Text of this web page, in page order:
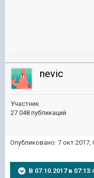
nevic
Участник
27 048 публикаций
Опубликовано: 7 окт 2017,
В 07.10.2017 в